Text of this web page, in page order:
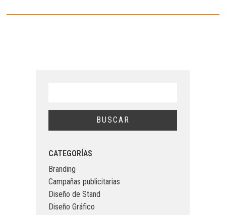
CATEGORÍAS
Branding
Campañas publicitarias
Diseño de Stand
Diseño Gráfico